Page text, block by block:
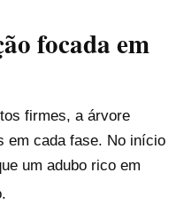
focada em
firmes, a árvore
em cada fase. No início
um adubo rico em
.